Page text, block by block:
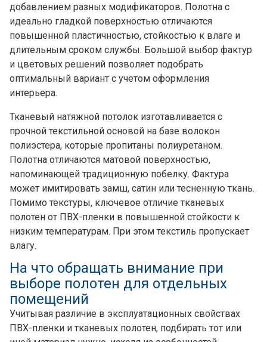
добавлением разных модификаторов. Полотна с
идеально гладкой поверхностью отличаются
повышенной пластичностью, стойкостью к влаге и
длительным сроком службы. Большой выбор фактур
и цветовых решений позволяет подобрать
оптимальный вариант с учетом оформления
интерьера.
Тканевый натяжной потолок изготавливается с
прочной текстильной основой на базе волокон
полиэстера, которые пропитаны полиуретаном.
Полотна отличаются матовой поверхностью,
напоминающей традиционную побелку. Фактура
может имитировать замш, сатин или тесненную ткань.
Помимо текстуры, ключевое отличие тканевых
полотен от ПВХ-пленки в повышенной стойкости к
низким температурам. При этом текстиль пропускает
влагу.
На что обращать внимание при
выборе полотен для отдельных
помещений
Учитывая различие в эксплуатационных свойствах
ПВХ-пленки и тканевых полотен, подбирать тот или